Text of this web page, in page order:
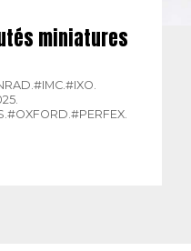
miniatures
#IMC.#IXO.
#OXFORD.#PERFEX.